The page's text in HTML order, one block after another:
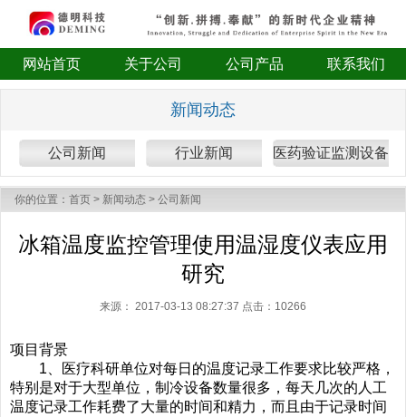
网站首页 关于公司 公司产品 联系我们
新闻动态
公司新闻 行业新闻 医药验证监测设备
你的位置： 首页 > 新闻动态 > 公司新闻
冰箱温度监控管理使用温湿度仪表应用
研究
来源： 2017-03-13 08:27:37 点击： 10266
项目背景
1、医疗科研单位对每日的温度记录工作要求比较严格，
特别是对于大型单位，制冷设备数量很多，每天几次的人工
温度记录工作耗费了大量的时间和精力，而且由于记录时间